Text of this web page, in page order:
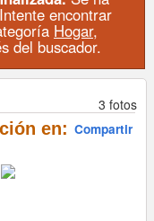
encontrar
Hogar,
del buscador.
3 fotos
Compartir
en: